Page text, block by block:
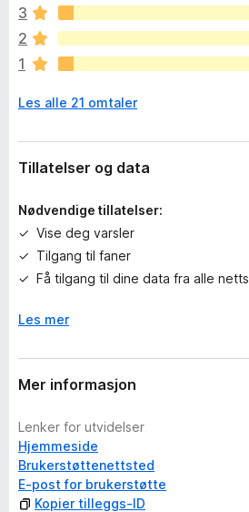
r
n
g
n
u
r
e
n
g
r
n
å
3
2
1
Les alle 21 omtaler
Tillatelser og data
Nødvendige tillatelser:
Vise deg varsler
Tilgang til faner
Få tilgang til dine data fra alle
Les mer
Mer informasjon
Lenker for utvidelser
Hjemmeside
Brukerstøttenettsted
E-post for brukerstøtte
Kopier tilleggs-ID